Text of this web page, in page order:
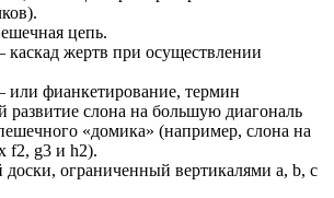
цепь.
жертв при осуществлении
фианкетирование, термин
развитие слона на большую диагональ
«домика» (например, слона на
f2, g3 и h2).
ограниченный вертикалями a, b, c